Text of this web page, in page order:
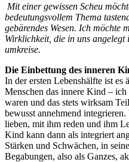
Mit einer gewissen Scheu
bedeutungsvollem Thema
gebärendes Wesen. Ich möchte
Wirklichkeit, die in uns
umkreise.
Die Einbettung des inneren
In der ersten Lebenshälfte ist
Menschen das innere Kind –
waren und das stets wirksam
bewusst annehmend
lieben, mit ihm reden und ihm
Kind kann dann als integriert
Stärken und Schwächen, in
Begabungen, also als Ganzes,